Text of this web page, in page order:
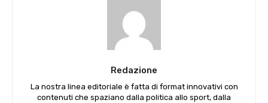
Redazione
La nostra linea editoriale è fatta di format innovativi con
contenuti che spaziano dalla politica allo sport, dalla